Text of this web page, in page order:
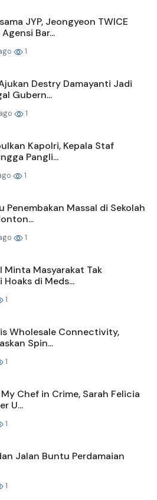
JYP, Jeongyeon TWICE
Bar...
1
Destry Damayanti Jadi
Gubern...
1
Kapolri, Kepala Staf
Pangli...
1
Penembakan Massal di Sekolah
1
Minta Masyarakat Tak
di Meds...
1
Wholesale Connectivity,
Spin...
1
Chef in Crime, Sarah Felicia
U...
1
Jalan Buntu Perdamaian
1